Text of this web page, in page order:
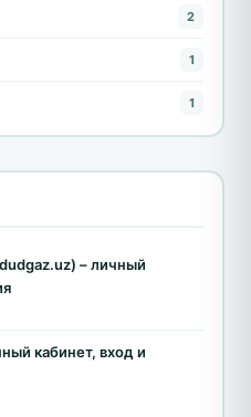
2
1
1
– личный
кабинет, вход и